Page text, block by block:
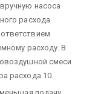
насоса
расхода
расходу. В
смеси
расхода 10.
подачу